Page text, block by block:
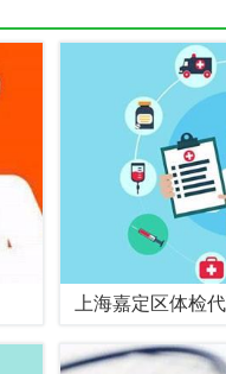
上海嘉定区体检